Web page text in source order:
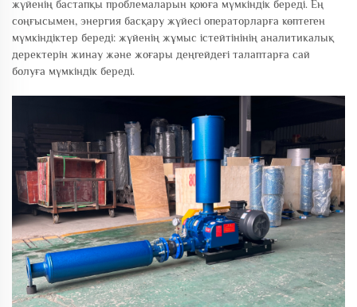
жүйенің бастапқы проблемаларын қоюға мүмкіндік береді. Ең
соңғысымен, энергия басқару жүйесі операторларға көптеген
мүмкіндіктер береді: жүйенің жұмыс істейтінінің аналитикалық
деректерін жинау және жоғары деңгейдеғі талаптарға сай
болуға мүмкіндік береді.